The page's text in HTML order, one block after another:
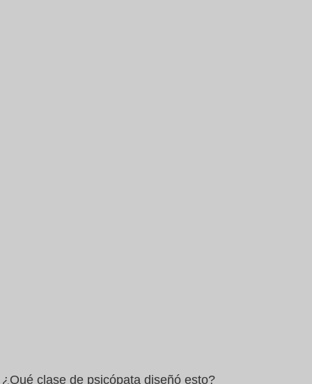
¿Qué clase de psicópata diseñó esto?